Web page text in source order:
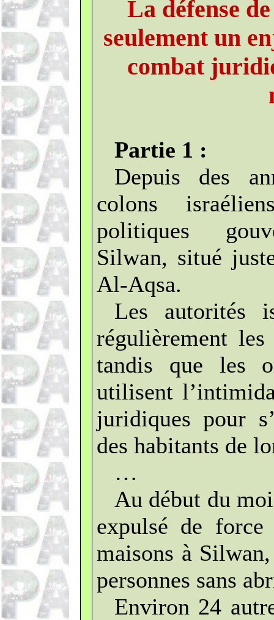
La défense
seulement un
combat
Partie 1 :
Depuis des
colons
politiques
Silwan, situé
Al-Aqsa.
Les autorités
régulièrement les
tandis que les
utilisent
juridiques pour
des habitants de
…
Au début du
expulsé de
maisons à
personnes sans
Environ 24